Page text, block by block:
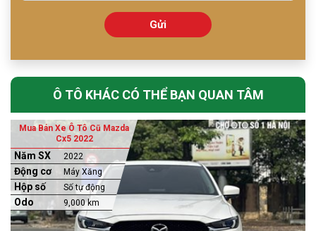
Gửi
Ô TÔ KHÁC CÓ THỂ BẠN QUAN TÂM
Mua Bán Xe Ô Tô Cũ Mazda
Cx5 2022
Năm SX 2022
Động cơ Máy Xăng
Hộp số Số tự động
Odo 9,000 km